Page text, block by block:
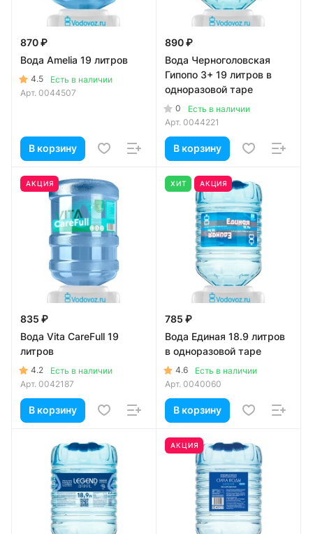
870 ₽
Вода Amelia 19 литров
4.5
Есть в наличии
Арт. 0044507
В корзину
890 ₽
Вода Черноголовская
Гипопо 3+ 19 литров в
одноразовой таре
0
Есть в наличии
Арт. 0044221
В корзину
АКЦИЯ
835 ₽
Вода Vita CareFull 19
литров
4.2
Есть в наличии
Арт. 0042187
В корзину
ХИТ АКЦИЯ
785 ₽
Вода Единая 18.9 литров
в одноразовой таре
4.6
Есть в наличии
Арт. 0040060
В корзину
АКЦИЯ